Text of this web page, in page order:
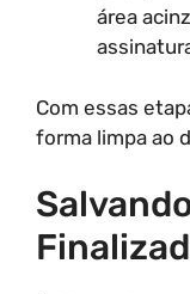
área
Com essas
forma limpa ao